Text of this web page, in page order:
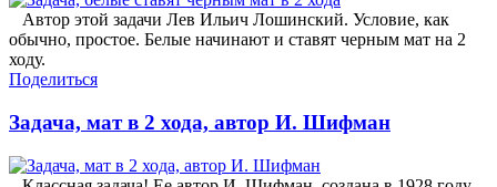
Автор этой задачи Лев Ильич Лошинский. Условие, как
обычно, простое. Белые начинают и ставят черным мат на 2
ходу.
Поделиться
Задача, мат в 2 хода, автор И. Шифман